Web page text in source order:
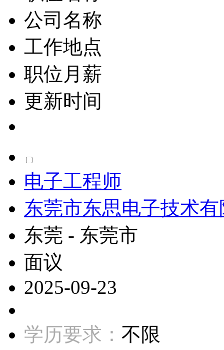
公司名称
工作地点
职位月薪
更新时间
电子工程师
东莞市东思电子技术
东莞 - 东莞市
面议
2025-09-23
学历要求： 不限